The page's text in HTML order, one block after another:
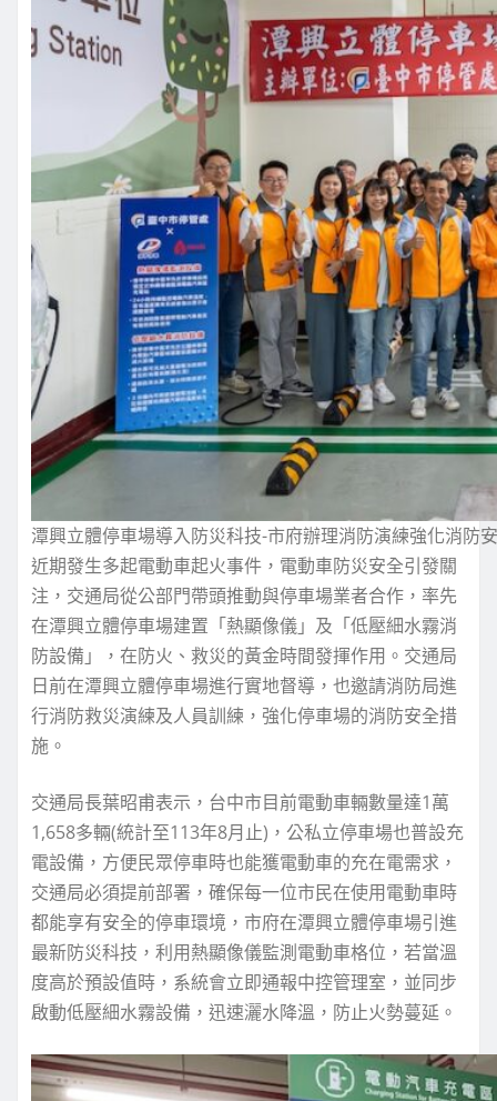
潭興立體停車場導入防災科技-市府辦理消防演練強化消防
近期發生多起電動車起火事件，電動車防災安全引發關
注，交通局從公部門帶頭推動與停車場業者合作，率先
在潭興立體停車場建置「熱顯像儀」及「低壓細水霧消
防設備」，在防火、救災的黃金時間發揮作用。交通局
日前在潭興立體停車場進行實地督導，也邀請消防局進
行消防救災演練及人員訓練，強化停車場的消防安全措
施。
交通局長葉昭甫表示，台中市目前電動車輛數量達1萬
1,658多輛(統計至113年8月止)，公私立停車場也普設充
電設備，方便民眾停車時也能獲電動車的充在電需求，
交通局必須提前部署，確保每一位市民在使用電動車時
都能享有安全的停車環境，市府在潭興立體停車場引進
最新防災科技，利用熱顯像儀監測電動車格位，若當溫
度高於預設值時，系統會立即通報中控管理室，並同步
啟動低壓細水霧設備，迅速灑水降溫，防止火勢蔓延。